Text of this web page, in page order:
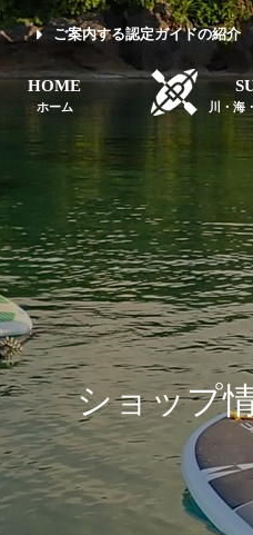
ご案内する認定ガイドの紹介
HOME
ホーム 川・海
ショップ